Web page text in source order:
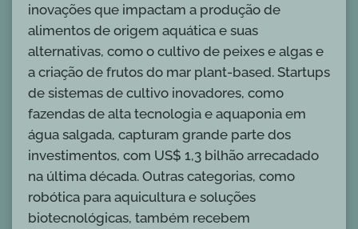
inovações que impactam a produção de
alimentos de origem aquática e suas
alternativas, como o cultivo de peixes e algas e
a criação de frutos do mar plant-based. Startups
de sistemas de cultivo inovadores, como
fazendas de alta tecnologia e aquaponia em
água salgada, capturam grande parte dos
investimentos, com US$ 1,3 bilhão arrecadado
na última década. Outras categorias, como
robótica para aquicultura e soluções
biotecnológicas, também recebem